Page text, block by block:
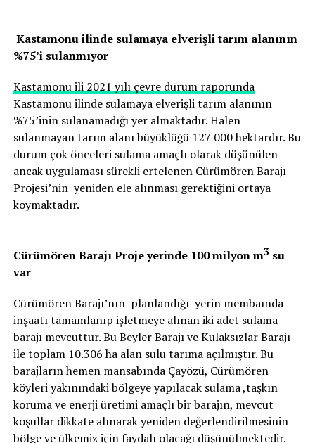
Kastamonu ilinde sulamaya elverişli tarım alanının
%75’i sulanmıyor
Kastamonu ili 2021 yılı çevre durum raporunda
Kastamonu ilinde sulamaya elverişli tarım alanının
%75’inin sulanamadığı yer almaktadır. Halen
sulanmayan tarım alanı büyüklüğü 127 000 hektardır. Bu
durum çok önceleri sulama amaçlı olarak düşünülen
ancak uygulaması sürekli ertelenen Cürümören Barajı
Projesi’nin yeniden ele alınması gerektiğini ortaya
koymaktadır.
Cürümören Barajı Proje yerinde 100 milyon m3 su
var
Cürümören Barajı’nın planlandığı yerin membaında
inşaatı tamamlanıp işletmeye alınan iki adet sulama
barajı mevcuttur. Bu Beyler Barajı ve Kulaksızlar Barajı
ile toplam 10.306 ha alan sulu tarıma açılmıştır. Bu
barajların hemen mansabında Çayözü, Cürümören
köyleri yakınındaki bölgeye yapılacak sulama ,taşkın
koruma ve enerji üretimi amaçlı bir barajın, mevcut
koşullar dikkate alınarak yeniden değerlendirilmesinin
bölge ve ülkemiz için faydalı olacağı düşünülmektedir.